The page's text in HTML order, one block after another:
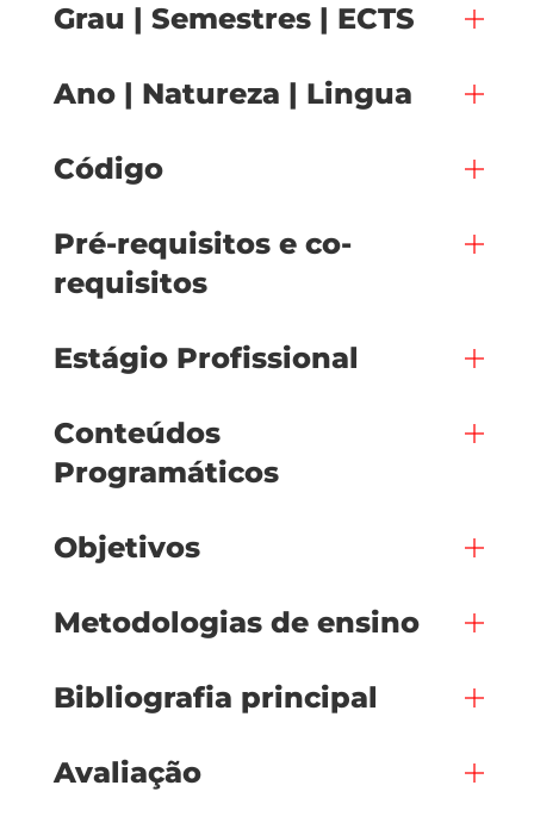
Grau | Semestres | ECTS
Ano | Natureza | Lingua
Código
Pré-requisitos e co-
requisitos
Estágio Profissional
Conteúdos
Programáticos
Objetivos
Metodologias de ensino
Bibliografia principal
Avaliação